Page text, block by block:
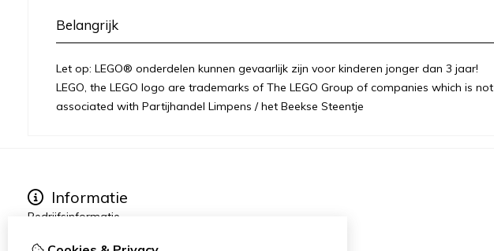
Belangrijk
Let op: LEGO® onderdelen kunnen gevaarlijk zijn voor kinderen jonger dan 3 jaar!
LEGO, the LEGO logo are trademarks of The LEGO Group of companies which is not
associated with Partijhandel Limpens / het Beekse Steentje
Informatie
Bedrijfsinformatie